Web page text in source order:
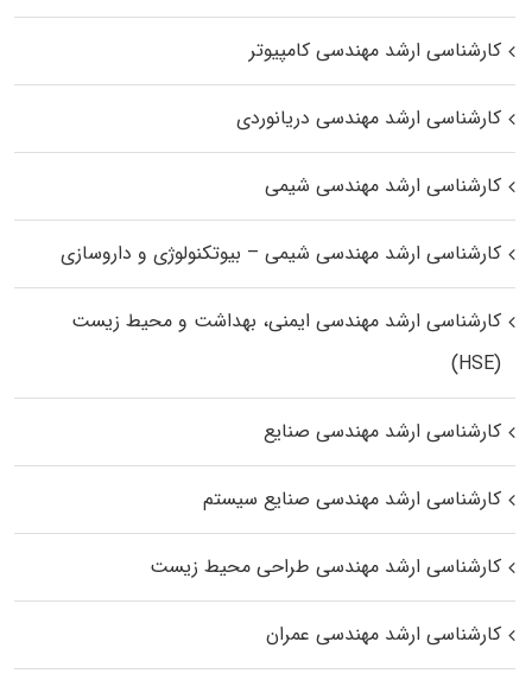
کارشناسی ارشد مهندسی کامپیوتر
کارشناسی ارشد مهندسی دریانوردی
کارشناسی ارشد مهندسی شیمی
کارشناسی ارشد مهندسی شیمی – بیوتکنولوژی و داروسازی
کارشناسی ارشد مهندسی ایمنی، بهداشت و محیط زیست
(HSE)
کارشناسی ارشد مهندسی صنایع
کارشناسی ارشد مهندسی صنایع سیستم
کارشناسی ارشد مهندسی طراحی محیط زیست
کارشناسی ارشد مهندسی عمران